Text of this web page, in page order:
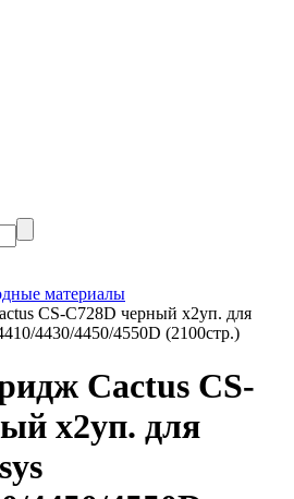
материалы
CS-C728D черный x2уп. для
4430/4450/4550D (2100стр.)
Cactus CS-
x2уп. для